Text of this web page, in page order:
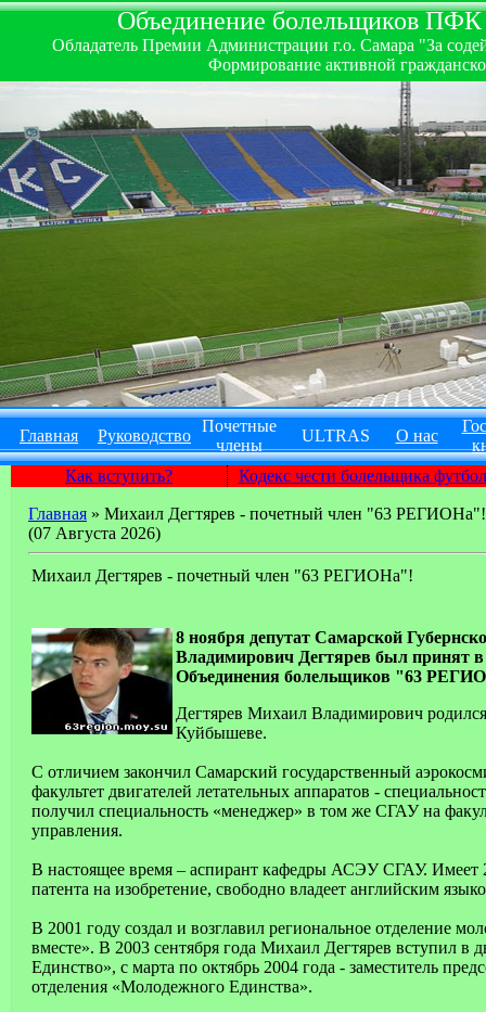
Объединение болельщиков
Обладатель Премии Администрации г.о. Самара "За
Формирование активной
Главная Руководство
Почетные
члены
ULTRAS О нас
Как вступить?
Кодекс чести болельщика
Главная » Михаил Дегтярев - почетный член "63 РЕГИОНа"!
(07 Августа 2026)
Михаил Дегтярев - почетный член "63 РЕГИОНа"!
8 ноября депутат Самарской
Владимирович Дегтярев был принят
Объединения болельщиков "63
Дегтярев Михаил Владимирович
Куйбышеве.
С отличием закончил Самарский государственный
факультет двигателей летательных аппаратов -
получил специальность «менеджер» в том же СГАУ на
управления.
В настоящее время – аспирант кафедры АСЭУ СГАУ. Имеет
патента на изобретение, свободно владеет английским
В 2001 году создал и возглавил региональное отделение
вместе». В 2003 сентября года Михаил Дегтярев вступил
Единство», с марта по октябрь 2004 года - заместитель
отделения «Молодежного Единства».